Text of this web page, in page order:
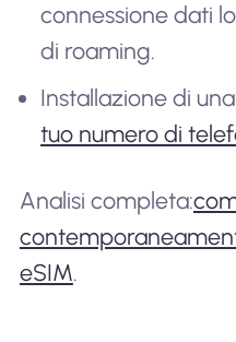
connessione dati
di roaming.
Installazione di
tuo numero di
Analisi completa:
eSIM.